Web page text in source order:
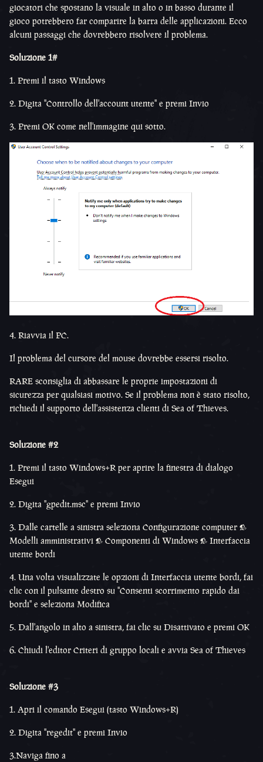
giocatori che spostano la visuale in alto o in basso durante il
gioco potrebbero far comparire la barra delle applicazioni. Ecco
alcuni passaggi che dovrebbero risolvere il problema.
Soluzione 1#
1. Premi il tasto Windows
2. Digita "Controllo dell'account utente" e premi Invio
3. Premi OK come nell'immagine qui sotto.
4. Riavvia il PC.
Il problema del cursore del mouse dovrebbe essersi risolto.
RARE sconsiglia di abbassare le proprie impostazioni di
sicurezza per qualsiasi motivo. Se il problema non è stato risolto,
richiedi il supporto dell'assistenza clienti di Sea of Thieves.
Soluzione #2
1. Premi il tasto Windows+R per aprire la finestra di dialogo
Esegui
2. Digita "gpedit.msc" e premi Invio
3. Dalle cartelle a sinistra seleziona Configurazione computer >
Modelli amministrativi > Componenti di Windows > Interfaccia
utente bordi
4. Una volta visualizzate le opzioni di Interfaccia utente bordi, fai
clic con il pulsante destro su "Consenti scorrimento rapido dai
bordi" e seleziona Modifica
5. Dall'angolo in alto a sinistra, fai clic su Disattivato e premi OK
6. Chiudi l'editor Criteri di gruppo locali e avvia Sea of Thieves
Soluzione #3
1. Apri il comando Esegui (tasto Windows+R)
2. Digita "regedit" e premi Invio
3.Naviga fino a